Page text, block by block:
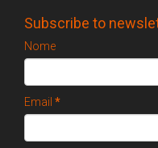
Subscribe to
Nome
Email *